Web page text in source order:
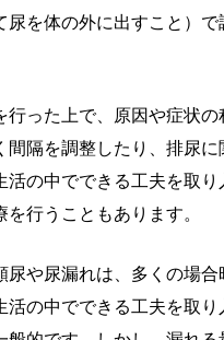
尿を体の外に出すこと）で
行った上で、原因や症状の
間隔を調整したり、排尿に
活の中でできる工夫を取り
行うこともあります。
尿や尿漏れは、多くの場合
活の中でできる工夫を取り